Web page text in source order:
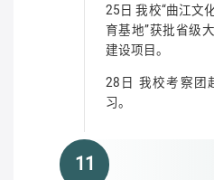
25日 我校“曲江文
育基地”获批省级
建设项目。
28日 我校考察团
习。
11